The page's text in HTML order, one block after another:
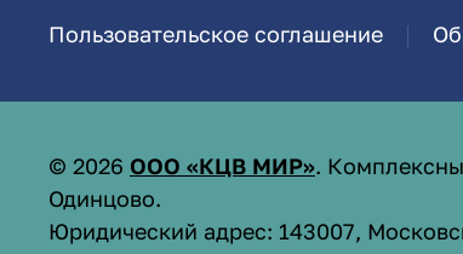
Пользовательское соглашение
© 2026 ООО «КЦВ МИР».
Одинцово.
Юридический адрес: 143007,